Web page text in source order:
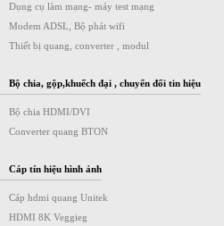
Dụng cụ làm mạng- máy test mạng
Modem ADSL, Bộ phát wifi
Thiết bị quang, converter , modul
Bộ chia, gộp,khuếch đại , chuyển đổi tin hiệu
Bộ chia HDMI/DVI
Converter quang BTON
Cáp tín hiệu hình ảnh
Cáp hdmi quang Unitek
HDMI 8K Veggieg